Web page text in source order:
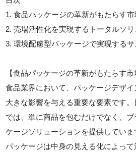
1. 食品パッケージの革新がもたらす
2. 売場活性化を実現するトータルソ
3. 環境配慮型パッケージで実現する
【食品パッケージの革新がもたらす市
食品業界において、パッケージデザ
大きな影響を与える重要な要素です
では、単に商品を包むだけでなく、
ケージソリューションを提供してい
パッケージは中身の見える化によっ